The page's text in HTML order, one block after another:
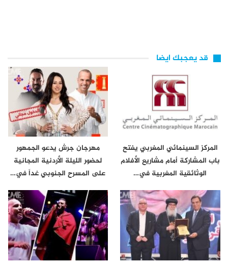
قد يعجبك ايضا
المركز السينمائي المغربي يفتح
باب المشاركة أمام مشاريع الأفلام
الوثائقية المغربية في…
مهرجان جرش يدعو الجمهور
لحضور الليلة الأردنية المجانية
على المسرح الجنوبي غداً في…